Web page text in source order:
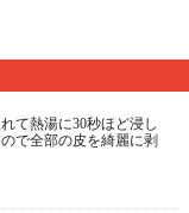
て熱湯に30秒ほど浸し
で全部の皮を綺麗に剥